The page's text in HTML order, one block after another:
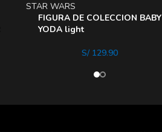
FIGURA DE COLECCION BABY
YODA light
STAR WARS
S/129.90